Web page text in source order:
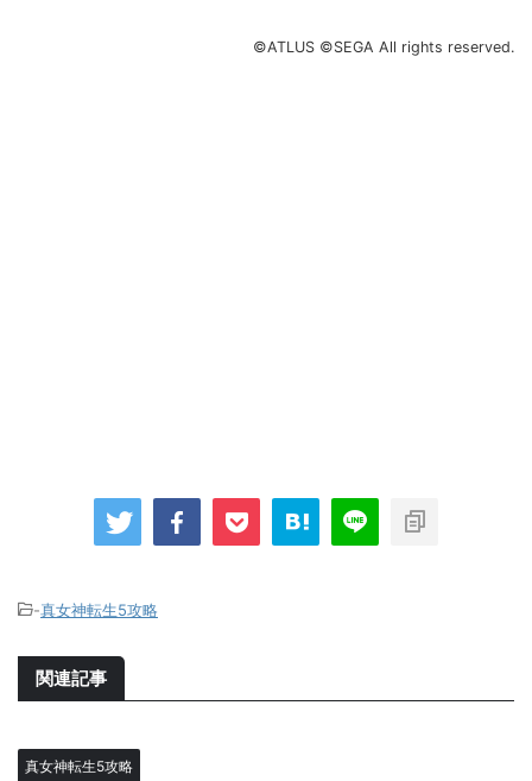
©ATLUS ©SEGA All rights reserved.
-真女神転生5攻略
関連記事
真女神転生5攻略